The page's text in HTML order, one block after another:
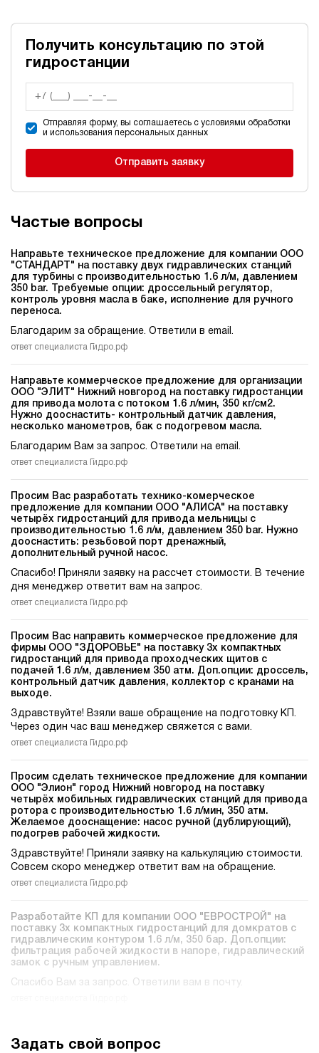
Получить консультацию по этой
гидростанции
Отправляя форму, вы соглашаетесь с условиями обработки
и использования персональных данных
Отправить заявку
Частые вопросы
Направьте техническое предложение для компании ООО
"СТАНДАРТ" на поставку двух гидравлических станций
для турбины c производительностью 1.6 л/м, давлением
350 bar. Требуемые опции: дроссельный регулятор,
контроль уровня масла в баке, исполнение для ручного
переноса.
Благодарим за обращение. Ответили в email.
ответ специалиста Гидро.рф
Направьте коммерческое предложение для организации
ООО "ЭЛИТ" Нижний новгород на поставку гидростанции
для привода молота c потоком 1.6 л/мин, 350 кг/см2.
Нужно дооснастить- контрольный датчик давления,
несколько манометров, бак с подогревом масла.
Благодарим Вам за запрос. Ответили на email.
ответ специалиста Гидро.рф
Просим Вас разработать технико-комерческое
предложение для компании ООО "АЛИСА" на поставку
четырёх гидростанций для привода мельницы c
производительностью 1.6 л/м, давлением 350 bar. Нужно
дооснастить: резьбовой порт дренажный,
дополнительный ручной насос.
Спасибо! Приняли заявку на рассчет стоимости. В течение
дня менеджер ответит вам на запрос.
ответ специалиста Гидро.рф
Просим Вас направить коммерческое предложение для
фирмы ООО "ЗДОРОВЬЕ" на поставку 3х компактных
гидростанций для привода проходческих щитов c
подачей 1.6 л/м, давлением 350 атм. Доп.опции: дроссель,
контрольный датчик давления, коллектор с кранами на
выходе.
Здравствуйте! Взяли ваше обращение на подготовку КП.
Через один час ваш менеджер свяжется с вами.
ответ специалиста Гидро.рф
Просим сделать техническое предложение для компании
ООО "Элион" город Нижний новгород на поставку
четырёх мобильных гидравлических станций для привода
ротора c производительностью 1.6 л/мин, 350 атм.
Желаемое дооснащение: насос ручной (дублирующий),
подогрев рабочей жидкости.
Здравствуйте! Приняли заявку на калькуляцию стоимости.
Совсем скоро менеджер ответит вам на обращение.
ответ специалиста Гидро.рф
Разработайте КП для компании ООО "ЕВРОСТРОЙ" на
поставку 3х компактных гидростанций для домкратов c
гидравлическим контуром 1.6 л/м, 350 бар. Доп.опции:
фильтрация рабочей жидкости в напоре, гидравлический
замок с ручным управлением.
Спасибо Вам за запрос. Ответили вам в почту.
Задать свой вопрос